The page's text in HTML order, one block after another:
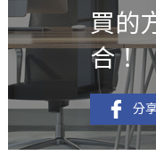
買的
合！